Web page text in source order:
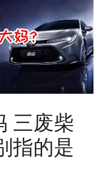
三废柴
指的是